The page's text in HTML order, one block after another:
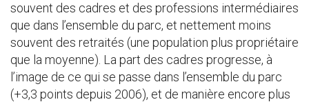
souvent des cadres et des professions intermédiaires
que dans l’ensemble du parc, et nettement moins
souvent des retraités (une population plus propriétaire
que la moyenne). La part des cadres progresse, à
l’image de ce qui se passe dans l’ensemble du parc
(+3,3 points depuis 2006), et de manière encore plus